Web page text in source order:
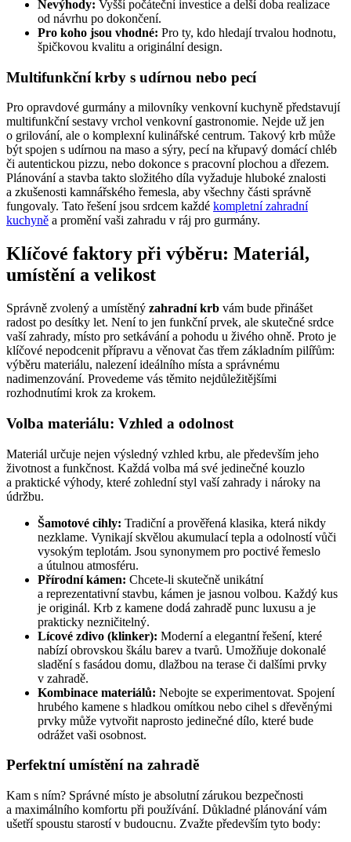
Nevýhody: Vyšší počáteční investice a delší doba realizace
od návrhu po dokončení.
Pro koho jsou vhodné: Pro ty, kdo hledají trvalou hodnotu,
špičkovou kvalitu a originální design.
Multifunkční krby s udírnou nebo pecí
Pro opravdové gurmány a milovníky venkovní kuchyně představují
multifunkční sestavy vrchol venkovní gastronomie. Nejde už jen
o grilování, ale o komplexní kulinářské centrum. Takový krb může
být spojen s udírnou na maso a sýry, pecí na křupavý domácí chléb
či autentickou pizzu, nebo dokonce s pracovní plochou a dřezem.
Plánování a stavba takto složitého díla vyžaduje hluboké znalosti
a zkušenosti kamnářského řemesla, aby všechny části správně
fungovaly. Tato řešení jsou srdcem každé kompletní zahradní
kuchyně a promění vaši zahradu v ráj pro gurmány.
Klíčové faktory při výběru: Materiál,
umístění a velikost
Správně zvolený a umístěný zahradní krb vám bude přinášet
radost po desítky let. Není to jen funkční prvek, ale skutečné srdce
vaší zahrady, místo pro setkávání a pohodu u živého ohně. Proto je
klíčové nepodcenit přípravu a věnovat čas třem základním pilířům:
výběru materiálu, nalezení ideálního místa a správnému
nadimenzování. Provedeme vás těmito nejdůležitějšími
rozhodnutími krok za krokem.
Volba materiálu: Vzhled a odolnost
Materiál určuje nejen výsledný vzhled krbu, ale především jeho
životnost a funkčnost. Každá volba má své jedinečné kouzlo
a praktické výhody, které zohlední styl vaší zahrady i nároky na
údržbu.
Šamotové cihly: Tradiční a prověřená klasika, která nikdy
nezklame. Vynikají skvělou akumulací tepla a odolností vůči
vysokým teplotám. Jsou synonymem pro poctivé řemeslo
a útulnou atmosféru.
Přírodní kámen: Chcete-li skutečně unikátní
a reprezentativní stavbu, kámen je jasnou volbou. Každý kus
je originál. Krb z kamene dodá zahradě punc luxusu a je
prakticky nezničitelný.
Lícové zdivo (klinker): Moderní a elegantní řešení, které
nabízí obrovskou škálu barev a tvarů. Umožňuje dokonalé
sladění s fasádou domu, dlažbou na terase či dalšími prvky
v zahradě.
Kombinace materiálů: Nebojte se experimentovat. Spojení
hrubého kamene s hladkou omítkou nebo cihel s dřevěnými
prvky může vytvořit naprosto jedinečné dílo, které bude
odrážet vaši osobnost.
Perfektní umístění na zahradě
Kam s ním? Správné místo je absolutní zárukou bezpečnosti
a maximálního komfortu při používání. Důkladné plánování vám
ušetří spoustu starostí v budoucnu. Zvažte především tyto body: